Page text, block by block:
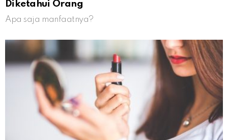
Diketahui Orang
Apa saja manfaatnya?